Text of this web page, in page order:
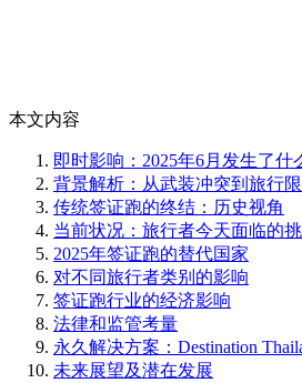
本文内容
即时影响：2025年6月发生了什
背景解析：从武装冲突到旅行限
传统签证跑的终结：历史视角
当前状况：旅行者今天面临的
2025年签证跑的替代国家
对不同旅行者类别的影响
签证跑行业的经济影响
法律和监管考量
永久解决方案：Destination
未来展望及潜在发展